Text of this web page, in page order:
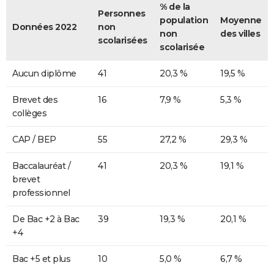
Données 2022
Personnes
non
scolarisées
% de la
population
non
scolarisée
Moyenne
des villes
Aucun diplôme 41 20,3 % 19,5 %
Brevet des
collèges
16 7,9 % 5,3 %
CAP / BEP 55 27,2 % 29,3 %
Baccalauréat /
brevet
professionnel
41 20,3 % 19,1 %
De Bac +2 à Bac
+4
39 19,3 % 20,1 %
Bac +5 et plus 10 5,0 % 6,7 %